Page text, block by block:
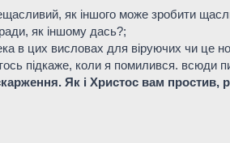
як іншого може зробити
як іншому дась?;
в цих висловах для віруючих чи це
підкаже, коли я помилився.
Як і Христос вам простив,